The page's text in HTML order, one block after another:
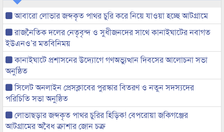
আবারো লোভার জব্দকৃত পাথর চুরি করে নিয়ে যাওয়া হচ্ছে আটগ্রামে
রাজনৈতিক দলের নেতৃবৃন্দ ও সুধীজনদের সাথে কানাইঘাটের নবাগত
ইউএনও’র মতবিনিময়
কানাইঘাটে প্রশাসনের উদ্যোগে গণঅভ্যুত্থান দিবসের আলোচনা সভা
অনুষ্ঠিত
সিলেট অনলাইন প্রেসক্লাবের পুরস্কার বিতরণ ও নতুন সদস্যদের
পরিচিতি সভা অনুষ্ঠিত
লোভাছড়ার জব্দকৃত পাথর চুরির হিড়িক! বেপরোয়া জকিগঞ্জের
আটগ্রামের অবৈধ ক্রাশার জোন চক্র